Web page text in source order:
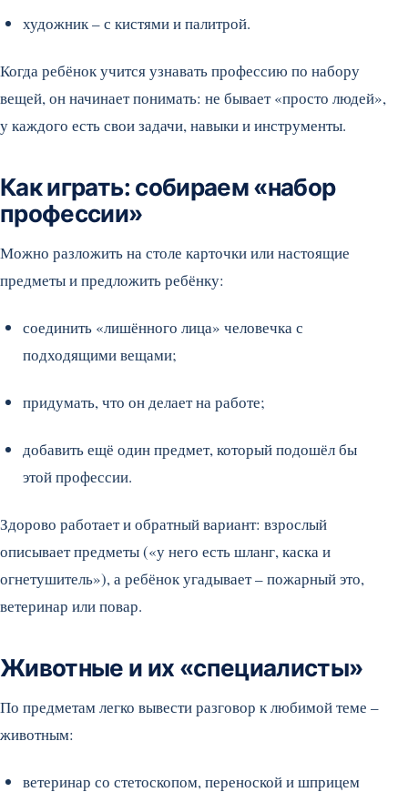
художник – с кистями и палитрой.
Когда ребёнок учится узнавать профессию по набору
вещей, он начинает понимать: не бывает «просто людей»,
у каждого есть свои задачи, навыки и инструменты.
Как играть: собираем «набор
профессии»
Можно разложить на столе карточки или настоящие
предметы и предложить ребёнку:
соединить «лишённого лица» человечка с
подходящими вещами;
придумать, что он делает на работе;
добавить ещё один предмет, который подошёл бы
этой профессии.
Здорово работает и обратный вариант: взрослый
описывает предметы («у него есть шланг, каска и
огнетушитель»), а ребёнок угадывает – пожарный это,
ветеринар или повар.
Животные и их «специалисты»
По предметам легко вывести разговор к любимой теме –
животным:
ветеринар со стетоскопом, переноской и шприцем